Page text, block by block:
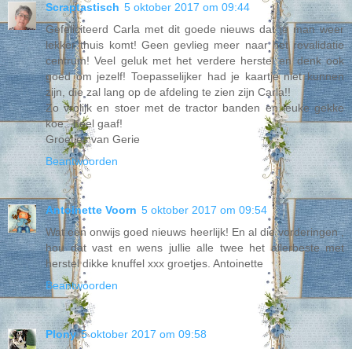
Scraptastisch 5 oktober 2017 om 09:44
Gefeliciteerd Carla met dit goede nieuws dat je man weer
lekker thuis komt! Geen gevlieg meer naar het revalidatie
centrum! Veel geluk met het verdere herstel en denk ook
goed om jezelf! Toepasselijker had je kaartje niet kunnen
zijn, die zal lang op de afdeling te zien zijn Carla!!
Zo vrolijk en stoer met de tractor banden en leuke gekke
koe...heel gaaf!
Groetjes van Gerie
Beantwoorden
Antoinette Voorn 5 oktober 2017 om 09:54
Wat een onwijs goed nieuws heerlijk! En al die vorderingen ,
hou dat vast en wens jullie alle twee het allerbeste met
herstel dikke knuffel xxx groetjes. Antoinette
Beantwoorden
Plony 5 oktober 2017 om 09:58